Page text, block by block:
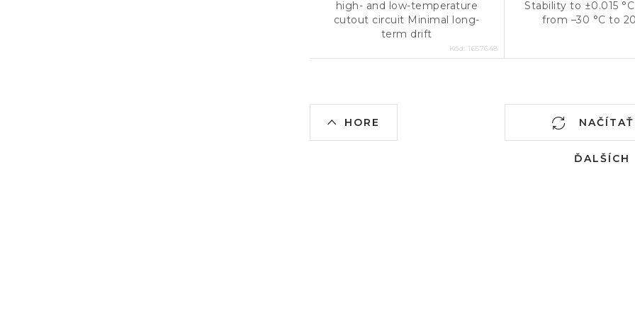
high- and low-temperature
cutout circuit Minimal long-
term drift
Kód: 1657648
Stability to ±0.015
from –30 °C to
v
ĎALŠÍCH
HORE